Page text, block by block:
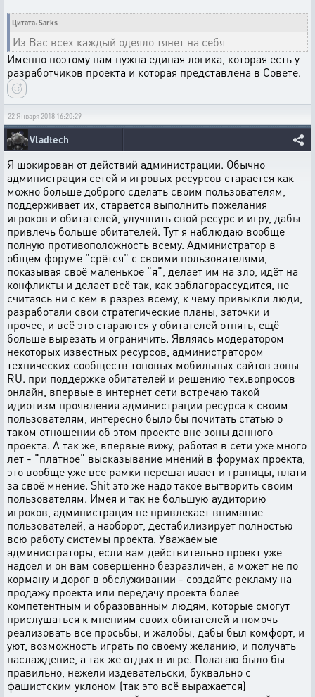
Цитата: Sarks
Из Вас всех каждый одеяло тянет на себя
Именно поэтому нам нужна единая логика, которая есть у
разработчиков проекта и которая представлена в Совете.
22 Января 2018 16:20:29
Vladtech
Я шокирован от действий администрации. Обычно
администрация сетей и игровых ресурсов старается как
можно больше доброго сделать своим пользователям,
поддерживает их, старается выполнить пожелания
игроков и обитателей, улучшить свой ресурс и игру, дабы
привлечь больше обитателей. Тут я наблюдаю вообще
полную противоположность всему. Администратор в
общем форуме "срётся" с своими пользователями,
показывая своё маленькое "я", делает им на зло, идёт на
конфликты и делает всё так, как заблагорассудится, не
считаясь ни с кем в разрез всему, к чему привыкли люди,
разработали свои стратегические планы, заточки и
прочее, и всё это стараются у обитателей отнять, ещё
больше вырезать и ограничить. Являясь модератором
некоторых известных ресурсов, администратором
технических сообществ топовых мобильных сайтов зоны
RU. при поддержке обитателей и решению тех.вопросов
онлайн, впервые в интернет сети встречаю такой
идиотизм проявления администрации ресурса к своим
пользователям, интересно было бы почитать статью о
таком отношении об этом проекте вне зоны данного
проекта. А так же, впервые вижу, работая в сети уже много
лет - "платное" высказывание мнений в форумах проекта,
это вообще уже все рамки перешагивает и границы, плати
за своё мнение. Shit это же надо такое вытворить своим
пользователям. Имея и так не большую аудиторию
игроков, администрация не привлекает внимание
пользователей, а наоборот, дестабилизирует полностью
всю работу системы проекта. Уважаемые
администраторы, если вам действительно проект уже
надоел и он вам совершенно безразличен, а может не по
корману и дорог в обслуживании - создайте рекламу на
продажу проекта или передачу проекта более
компетентным и образованным людям, которые смогут
прислушаться к мнениям своих обитателей и помочь
реализовать все просьбы, и жалобы, дабы был комфорт, и
уют, возможность играть по своему желанию, и получать
наслаждение, а так же отдых в игре. Полагаю было бы
правильно, нежели издевательски, буквально с
фашистским уклоном (так это всё выражается)